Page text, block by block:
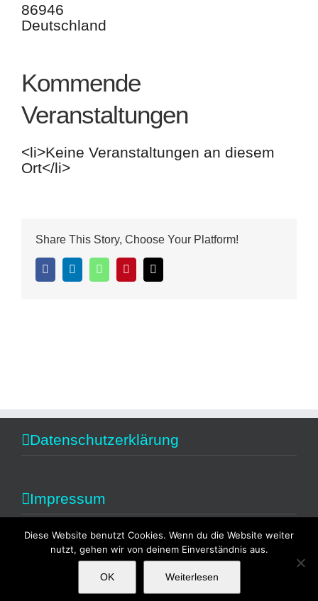
86946
Deutschland
Kommende
Veranstaltungen
<li>Keine Veranstaltungen an diesem
Ort</li>
Share This Story, Choose Your Platform!
FacebookLinkedInWhatsAppPinterest
Mail
Datenschutzerklärung
Impressum
Copyright 2014 Alexandra Fischer | All Rights Reserved
Diese Website benutzt Cookies. Wenn du die Website weiter
nutzt, gehen wir von deinem Einverständnis aus.
OK Weiterlesen